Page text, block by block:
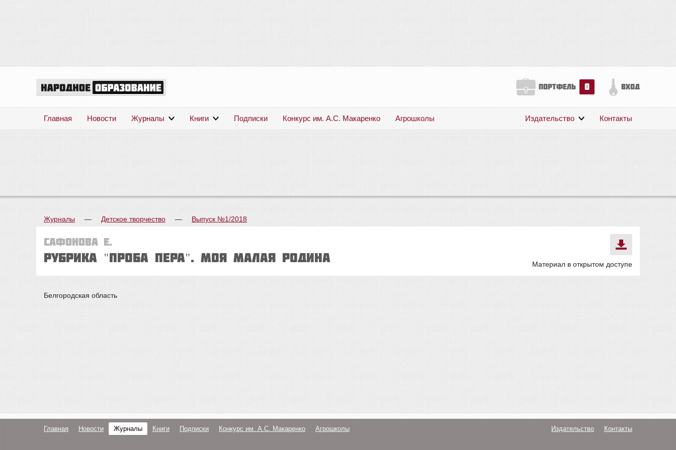
портфель 0 вход
Главная Новости Журналы Книги Подписки Конкурс им. А.С. Макаренко Агрошколы Издательство Контакты
Журналы — Детское творчество — Выпуск №1/2018
Сафонова Е.
Рубрика "Проба пера". МОЯ МАЛАЯ РОДИНА Материал в открытом доступе
Белгородская область
Главная Новости Журналы Книги Подписки Конкурс им. А.С. Макаренко Агрошколы Издательство Контакты